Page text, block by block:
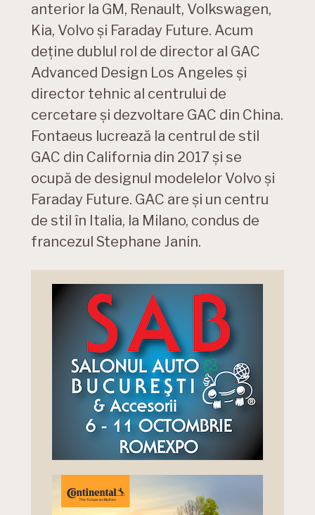
anterior la GM, Renault, Volkswagen,
Kia, Volvo și Faraday Future. Acum
deține dublul rol de director al GAC
Advanced Design Los Angeles și
director tehnic al centrului de
cercetare și dezvoltare GAC din China.
Fontaeus lucrează la centrul de stil
GAC din California din 2017 și se
ocupă de designul modelelor Volvo și
Faraday Future. GAC are și un centru
de stil în Italia, la Milano, condus de
francezul Stephane Janin.